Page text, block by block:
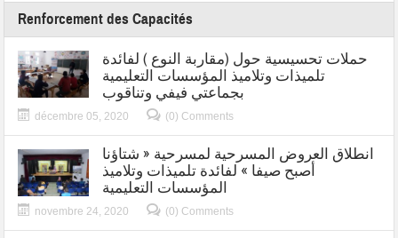
Renforcement des Capacités
حملات تحسيسية حول (مقاربة النوع ) لفائدة
تلميذات وتلاميذ المؤسسات التعليمية
بجماعتي فيفي وتناقوب
décembre 05, 2020 (0) Comments
انطلاق العروض المسرحية لمسرحية « شتاؤنا
أصبح صيفا » لفائدة تلميذات وتلاميذ
المؤسسات التعليمية
novembre 24, 2020 (0) Comments